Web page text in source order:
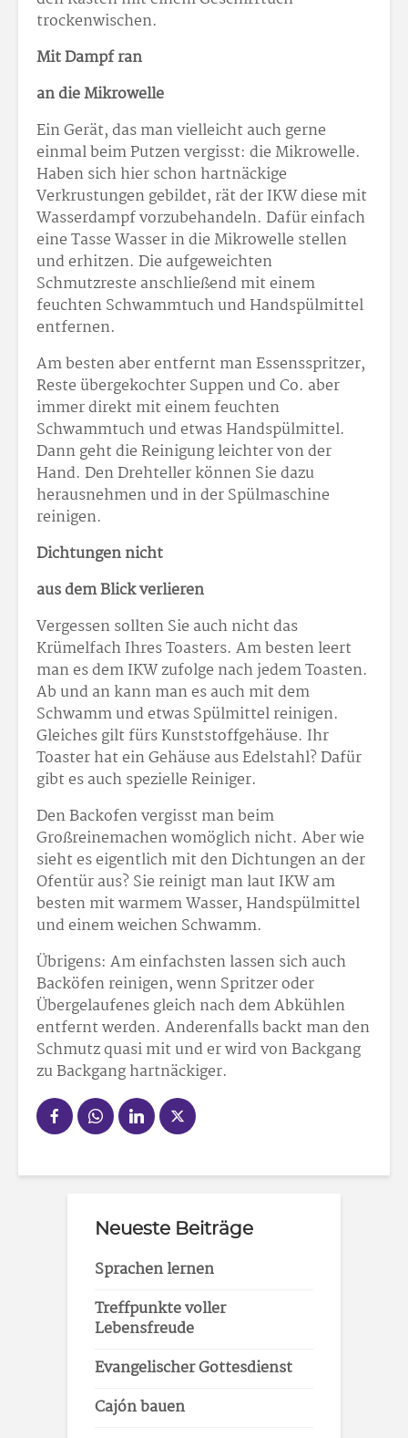
trockenwischen.
Mit Dampf ran
an die Mikrowelle
Ein Gerät, das man vielleicht auch gerne
einmal beim Putzen vergisst: die Mikrowelle.
Haben sich hier schon hartnäckige
Verkrustungen gebildet, rät der IKW diese mit
Wasserdampf vorzubehandeln. Dafür einfach
eine Tasse Wasser in die Mikrowelle stellen
und erhitzen. Die aufgeweichten
Schmutzreste anschließend mit einem
feuchten Schwammtuch und Handspülmittel
entfernen.
Am besten aber entfernt man Essensspritzer,
Reste übergekochter Suppen und Co. aber
immer direkt mit einem feuchten
Schwammtuch und etwas Handspülmittel.
Dann geht die Reinigung leichter von der
Hand. Den Drehteller können Sie dazu
herausnehmen und in der Spülmaschine
reinigen.
Dichtungen nicht
aus dem Blick verlieren
Vergessen sollten Sie auch nicht das
Krümelfach Ihres Toasters. Am besten leert
man es dem IKW zufolge nach jedem Toasten.
Ab und an kann man es auch mit dem
Schwamm und etwas Spülmittel reinigen.
Gleiches gilt fürs Kunststoffgehäuse. Ihr
Toaster hat ein Gehäuse aus Edelstahl? Dafür
gibt es auch spezielle Reiniger.
Den Backofen vergisst man beim
Großreinemachen womöglich nicht. Aber wie
sieht es eigentlich mit den Dichtungen an der
Ofentür aus? Sie reinigt man laut IKW am
besten mit warmem Wasser, Handspülmittel
und einem weichen Schwamm.
Übrigens: Am einfachsten lassen sich auch
Backöfen reinigen, wenn Spritzer oder
Übergelaufenes gleich nach dem Abkühlen
entfernt werden. Anderenfalls backt man den
Schmutz quasi mit und er wird von Backgang
zu Backgang hartnäckiger.
Neueste Beiträge
Sprachen lernen
Treffpunkte voller
Lebensfreude
Evangelischer Gottesdienst
Cajón bauen